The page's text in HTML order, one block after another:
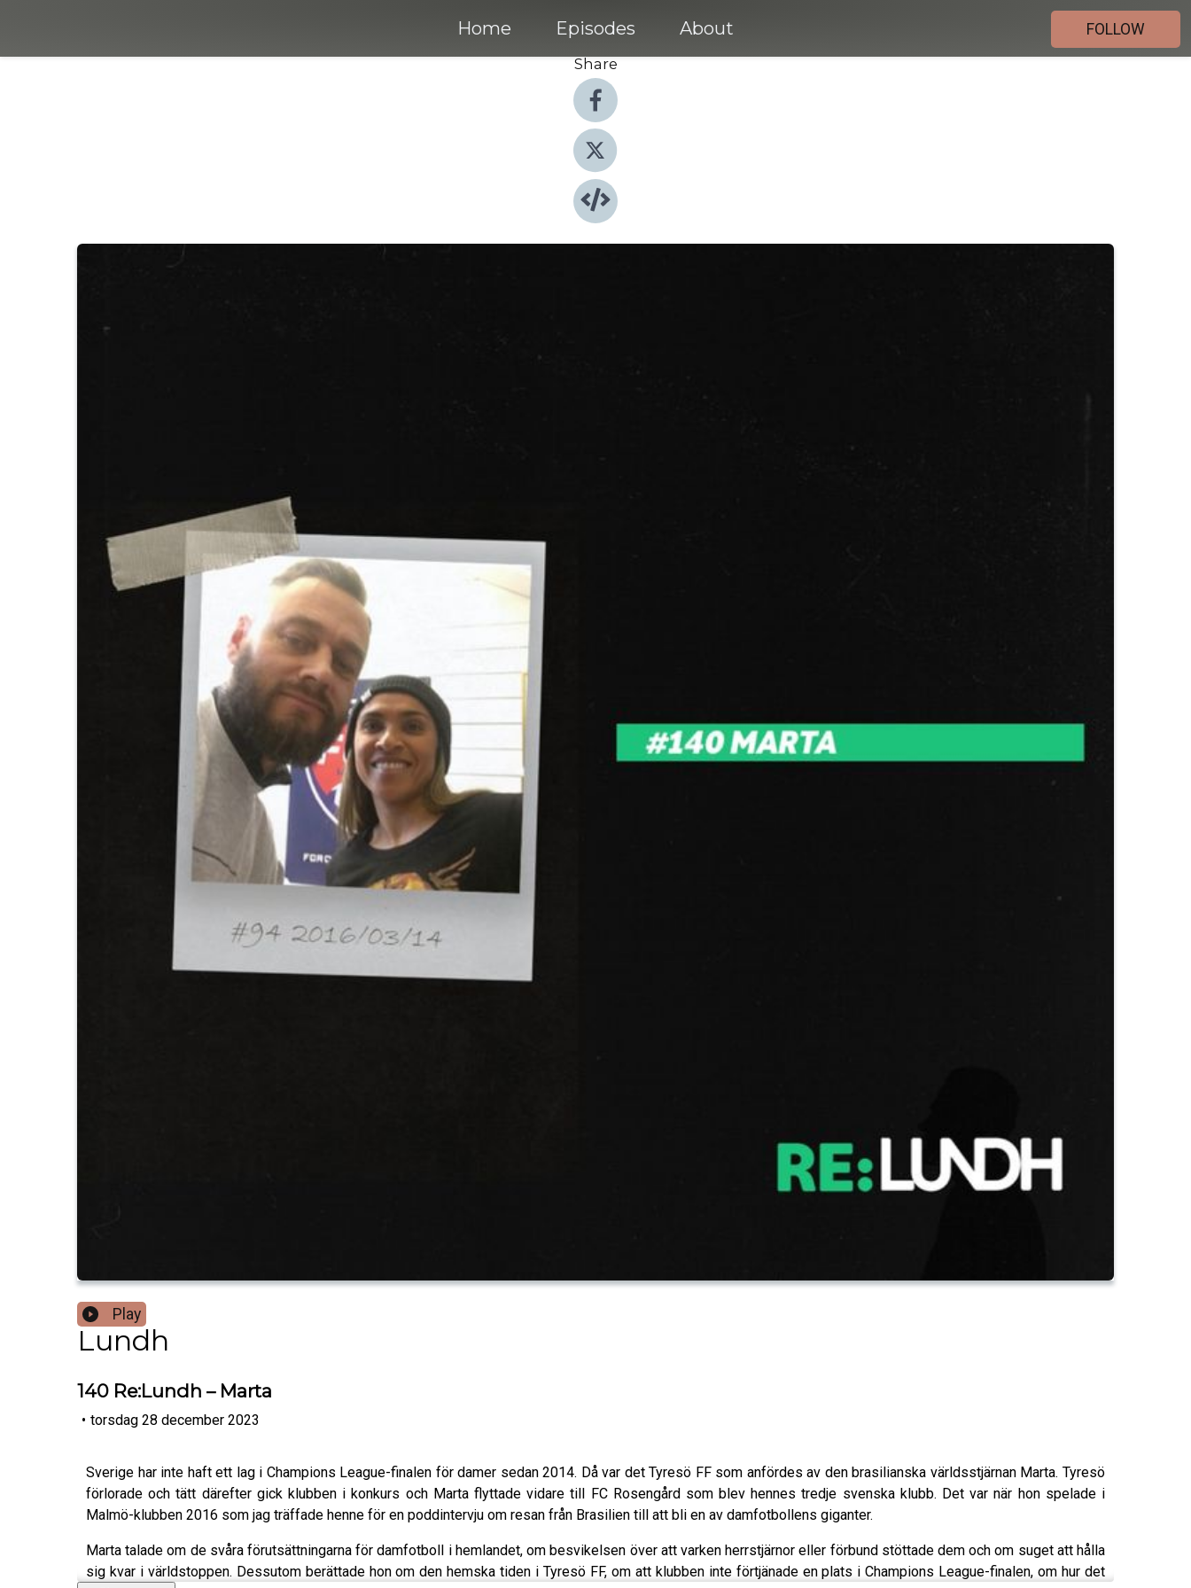
Home Episodes About
FOLLOW
Share
Play
Lundh
140 Re:Lundh – Marta
• torsdag 28 december 2023
Sverige har inte haft ett lag i Champions League-finalen för damer sedan 2014. Då var det Tyresö FF som anfördes av den brasilianska världsstjärnan Marta. Tyresö
förlorade och tätt därefter gick klubben i konkurs och Marta flyttade vidare till FC Rosengård som blev hennes tredje svenska klubb. Det var när hon spelade i
Malmö-klubben 2016 som jag träffade henne för en poddintervju om resan från Brasilien till att bli en av damfotbollens giganter.
Marta talade om de svåra förutsättningarna för damfotboll i hemlandet, om besvikelsen över att varken herrstjärnor eller förbund stöttade dem och om suget att hålla
sig kvar i världstoppen. Dessutom berättade hon om den hemska tiden i Tyresö FF, om att klubben inte förtjänade en plats i Champions League-finalen, om hur det